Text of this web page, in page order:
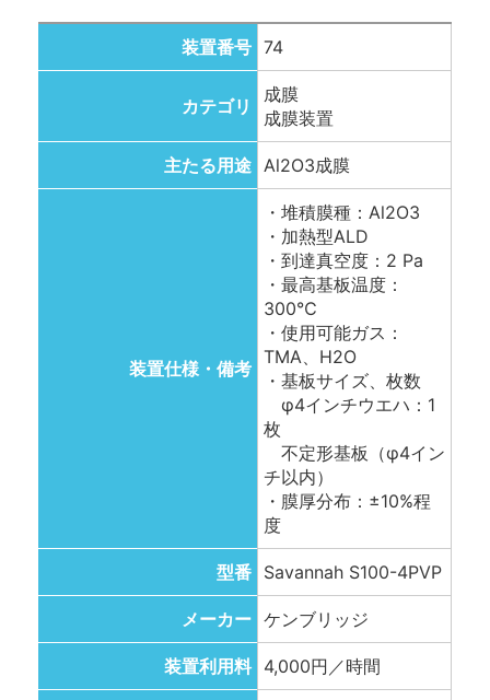
装置番号 74
カテゴリ
成膜
成膜装置
主たる用途 Al2O3成膜
装置仕様・備考
・堆積膜種：Al2O3
・加熱型ALD
・到達真空度：2 Pa
・最高基板温度：
300℃
・使用可能ガス：
TMA、H2O
・基板サイズ、枚数
φ4インチウエハ：1
枚
不定形基板（φ4イン
チ以内）
・膜厚分布：±10%程
度
型番 Savannah S100-4PVP
メーカー ケンブリッジ
装置利用料 4,000円／時間